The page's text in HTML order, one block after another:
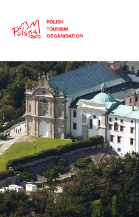
Polski
Česká
Dansk
Español
Italiano
Nederlands